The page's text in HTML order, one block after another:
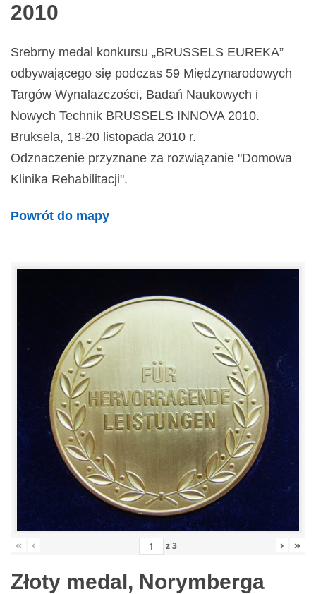
2010
Srebrny medal konkursu „BRUSSELS EUREKA”
odbywającego się podczas 59 Międzynarodowych
Targów Wynalazczości, Badań Naukowych i
Nowych Technik BRUSSELS INNOVA 2010.
Bruksela, 18-20 listopada 2010 r.
Odznaczenie przyznane za rozwiązanie "Domowa
Klinika Rehabilitacji".
Powrót do mapy
« ‹ z3 › »
Złoty medal, Norymberga